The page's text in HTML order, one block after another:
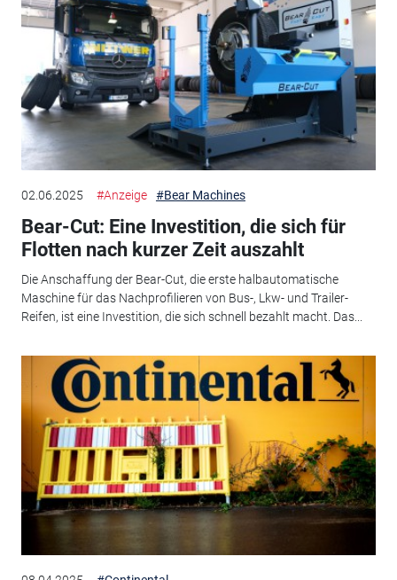
02.06.2025 #Anzeige #Bear Machines
Bear-Cut: Eine Investition, die sich für
Flotten nach kurzer Zeit auszahlt
Die Anschaffung der Bear-Cut, die erste halbautomatische
Maschine für das Nachprofilieren von Bus-, Lkw- und Trailer-
Reifen, ist eine Investition, die sich schnell bezahlt macht. Das...